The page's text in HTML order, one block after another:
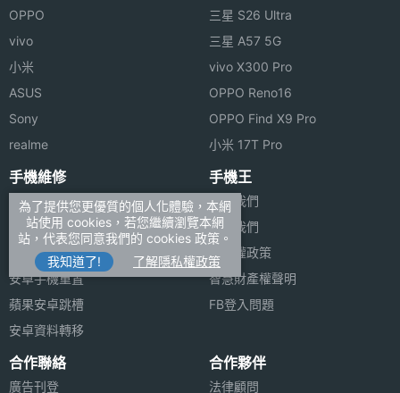
OPPO
vivo
小米
ASUS
Sony
realme
三星 S26 Ultra
三星 A57 5G
vivo X300 Pro
OPPO Reno16
OPPO Find X9 Pro
小米 17T Pro
手機維修
搞懂維修保固
手機送修要注意
手機泡水怎麼救
安卓手機重置
蘋果安卓跳槽
安卓資料轉移
手機王
關於我們
聯絡我們
隱私權政策
智慧財產權聲明
FB登入問題
合作聯絡
廣告刊登
合作夥伴
法律顧問
為了提供您更優質的個人化體驗，本網
站使用 cookies，若您繼續瀏覽本網
站，代表您同意我們的 cookies 政策。
我知道了!
了解隱私權政策